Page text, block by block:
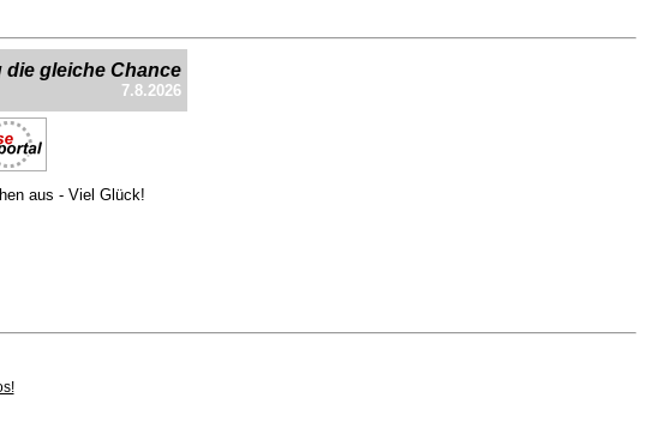
die gleiche Chance
7.8.2026
aus - Viel Glück!